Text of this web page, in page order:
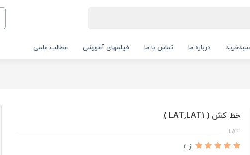
سبدخرید درباره ما تماس با ما فیلمهای آموزشی مطالب علمی
خط کش ( LAT,LAT1 )
LAT
از 2